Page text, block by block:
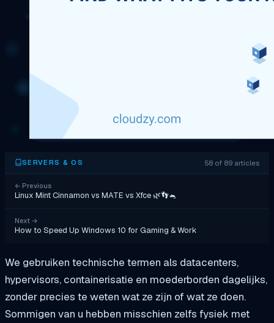
SERVERS & OS 58 of 89 articles
← Previous
Linux Mint Cinnamon vs MATE vs Xfce 🌿👣🐁
Next →
How to Speed Up Windows 10 for Gaming & Work
We gebruiken technische termen als datacenters,
hypervisors, containerisatie en moederborden dagelijks,
zonder precies te weten wat ze zijn of wat ze doen.
Sommigen van u hebben misschien zelfs fysiek met